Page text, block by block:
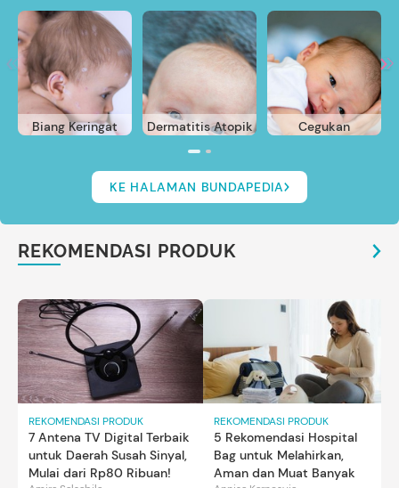
Biang Keringat Dermatitis Atopik Cegukan
KE HALAMAN BUNDAPEDIA
REKOMENDASI PRODUK
REKOMENDASI PRODUK
7 Antena TV Digital Terbaik
untuk Daerah Susah Sinyal,
Mulai dari Rp80 Ribuan!
REKOMENDASI PRODUK
5 Rekomendasi Hospital
Bag untuk Melahirkan,
Aman dan Muat Banyak